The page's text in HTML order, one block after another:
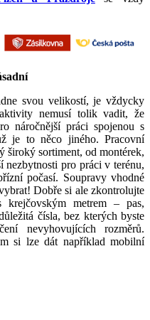
svou velikostí, je vždycky
nemusí tolik vadit, že
náročnější práci spojenou s
je to něco jiného. Pracovní
široký sortiment, od montérek,
nezbytnosti pro práci v terénu,
počasí. Soupravy vhodné
Dobře si ale zkontrolujte
metrem – pas,
čísla, bez kterých byste
nevyhovujících rozměrů.
si lze dát například mobilní